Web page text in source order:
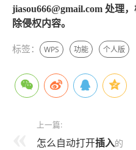
jiasou666@gmail.com 处理
除侵权内容。
标签： WPS 功能 个人版
上一篇:
怎么自动打开插入的